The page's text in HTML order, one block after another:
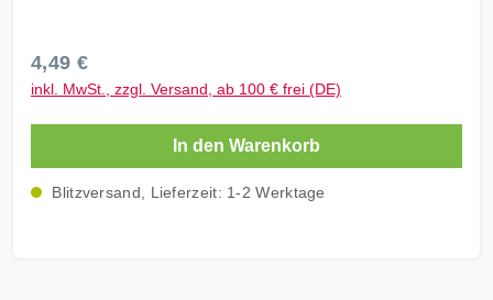
Regulärer Preis:
4,49 €
inkl. MwSt., zzgl. Versand, ab 100 € frei (DE)
In den Warenkorb
Blitzversand, Lieferzeit: 1-2 Werktage